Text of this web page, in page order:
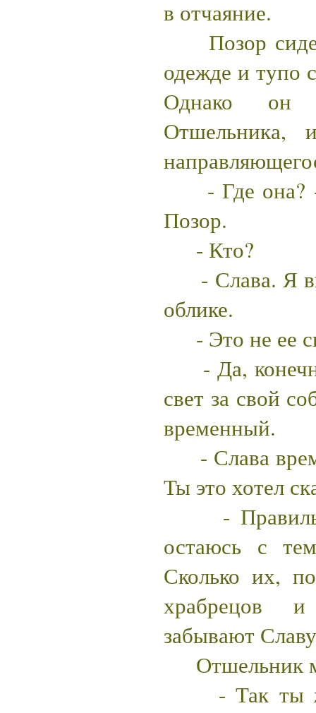
в отчаяние.
Позор
одежде и тупо
Однако он
Отшельника,
- Где она? -
Позор.
- Кто?
- Слава. Я
облике.
- Это не ее
- Да,
свет за свой
временный.
- Слава
Ты это хотел
-
остаюсь с
Сколько их,
храбрецов
забывают
Отшельник
- Так ты